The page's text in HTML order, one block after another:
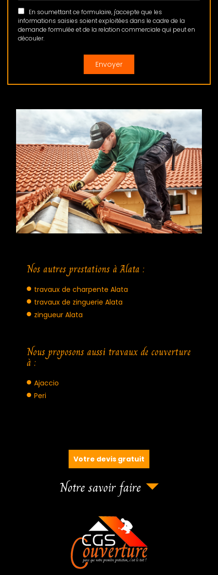
En soumettant ce formulaire, j'accepte que les
informations saisies soient exploitées dans le cadre de la
demande formulée et de la relation commerciale qui peut en
découler.
Nos autres prestations à Alata :
travaux de charpente Alata
travaux de zinguerie Alata
zingueur Alata
Nous proposons aussi travaux de couverture
à :
Ajaccio
Peri
Votre devis gratuit
Notre savoir faire